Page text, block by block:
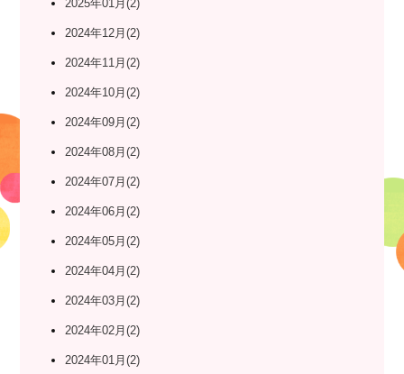
2025年01月(2)
2024年12月(2)
2024年11月(2)
2024年10月(2)
2024年09月(2)
2024年08月(2)
2024年07月(2)
2024年06月(2)
2024年05月(2)
2024年04月(2)
2024年03月(2)
2024年02月(2)
2024年01月(2)